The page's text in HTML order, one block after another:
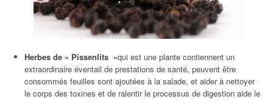
Herbes de « Pissenlits »qui est une plante contiennent un
extraordinaire éventail de prestations de santé, peuvent être
consommés feuilles sont ajoutées à la salade, et aider à nettoyer
le corps des toxines et de ralentir le processus de digestion aide le